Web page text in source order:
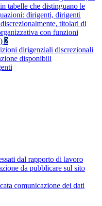
tabelle che distinguano le
dirigenti, dirigenti
titolari di
con funzioni
2
dirigenziali discrezionali
disponibili
dal rapporto di lavoro
da pubblicare sul sito
comunicazione dei dati